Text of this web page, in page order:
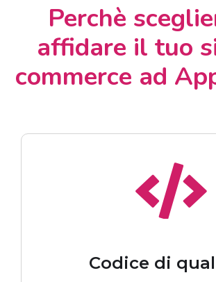
Perchè
affidare il tuo
commerce ad
Codice di